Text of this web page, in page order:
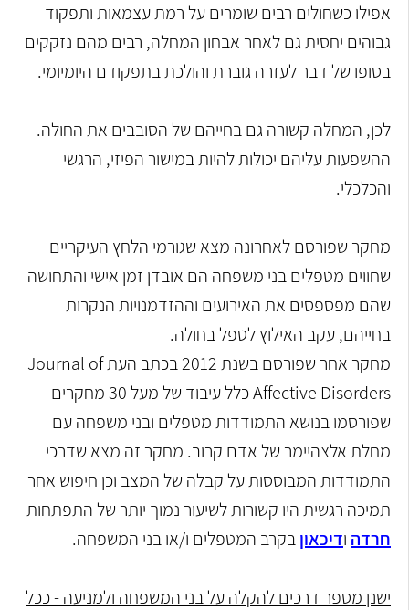
אפילו כשחולים רבים שומרים על רמת עצמאות ותפקוד
גבוהים יחסית גם לאחר אבחון המחלה, רבים מהם נזקקים
בסופו של דבר לעזרה גוברת והולכת בתפקודם היומיומי.
לכן, המחלה קשורה גם בחייהם של הסובבים את החולה.
ההשפעות עליהם יכולות להיות במישור הפיזי, הרגשי
והכלכלי.
מחקר שפורסם לאחרונה מצא שגורמי הלחץ העיקריים
שחווים מטפלים בני משפחה הם אובדן זמן אישי והתחושה
שהם מפספסים את האירועים וההזדמנויות הנקרות
בחייהם, עקב האילוץ לטפל בחולה.
מחקר אחר שפורסם בשנת 2012 בכתב העת Journal of
Affective Disorders כלל עיבוד של מעל 30 מחקרים
שפורסמו בנושא התמודדות מטפלים ובני משפחה עם
מחלת אלצהיימר של אדם קרוב. מחקר זה מצא שדרכי
התמודדות המבוססות על קבלה של המצב וכן חיפוש אחר
תמיכה רגשית היו קשורות לשיעור נמוך יותר של התפתחות
חרדה ודיכאוןבקרב המטפלים ו/או בני המשפחה.
ישנן מספר דרכים להקלה על בני המשפחה ולמניעה - ככל